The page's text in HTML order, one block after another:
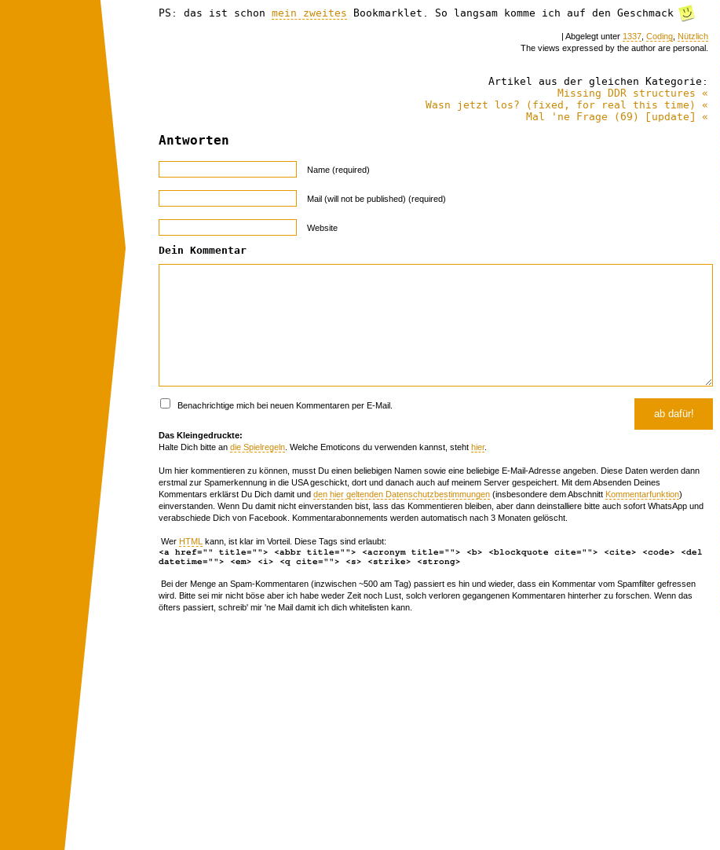
PS: das ist schon mein zweites Bookmarklet. So langsam komme ich auf den Geschmack
| Abgelegt unter 1337 Coding Nützlich
The views expressed by the author are personal.
Artikel aus der gleichen Kategorie:
Missing DDR structures «
Wasn jetzt los? (fixed, for real this time) «
Mal 'ne Frage (69) [update] «
Antworten
Name (required)
Mail (will not be published) (required)
Website
Dein Kommentar
Benachrichtige mich bei neuen Kommentaren per E-Mail.
Das Kleingedruckte:
Halte Dich bitte an die Spielregeln . Welche Emoticons du verwenden kannst, steht hier.
Um hier kommentieren zu können, musst Du einen beliebigen Namen sowie eine beliebige E-Mail-Adresse angeben. Diese Daten werden dann
erstmal zur Spamerkennung in die USA geschickt, dort und danach auch auf meinem Server gespeichert. Mit dem Absenden Deines
Kommentars erklärst Du Dich damit und den hier geltenden Datenschutzbestimmungen (insbesondere dem Abschnitt Kommentarfunktion)
einverstanden. Wenn Du damit nicht einverstanden bist, lass das Kommentieren bleiben, aber dann deinstalliere bitte auch sofort WhatsApp und
verabschiede Dich von Facebook. Kommentarabonnements werden automatisch nach 3 Monaten gelöscht.
Wer HTML kann, ist klar im Vorteil. Diese Tags sind erlaubt:
<a href="" title=""> <abbr title=""> <acronym title=""> <b> <blockquote cite=""> <cite> <code> <del
datetime=""> <em> <i> <q cite=""> <s> <strike> <strong>
Bei der Menge an Spam-Kommentaren (inzwischen ~500 am Tag) passiert es hin und wieder, dass ein Kommentar vom Spamfilter gefressen
wird. Bitte sei mir nicht böse aber ich habe weder Zeit noch Lust, solch verloren gegangenen Kommentaren hinterher zu forschen. Wenn das
öfters passiert, schreib' mir 'ne Mail damit ich dich whitelisten kann.